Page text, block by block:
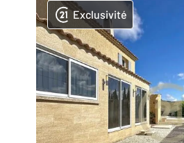
Exclusivité